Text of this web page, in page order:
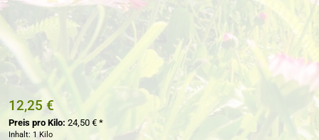
12,25 €
Preis pro Kilo: 24,50 € *
Inhalt: 1 Kilo